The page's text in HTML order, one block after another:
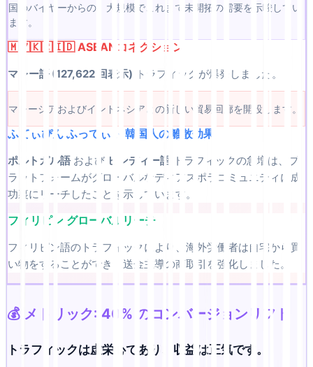
国のバイヤーからの、大規模でこれまで未開拓の需要を示唆してい
ます。
🇲🇾🇰🇷🇮🇩 ASEANコネクション
マレー語 (127,622 回表示) トラフィックが爆発しました。
マレーシアおよびインドネシアとの新しい貿易回廊を開設します。
ふてぃぴん ふってぃぃ 韓国人の離散効果
ポルトガル語および ヒンディー語
トラフィックの急増は、プ
ラットフォームがグローバルなディアスポラコミュニティに成
功裏にリーチしたことを示しています。
フィリピン グローバルリーチ
フィリピン語のトラフィックにより、海外労働者は自宅から買
い物をすることができ、送金主導の商取引を強化しました。
💰 メトリック: 40% のコンバージョンリフト
トラフィックは虚栄心であり、収益は正気です。